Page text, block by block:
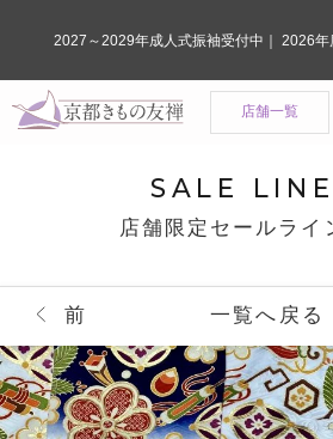
店舗一覧
SALE
店舗限定セールライ
前 一覧へ戻る
2027～2029年成人式振袖受付中｜ 2026